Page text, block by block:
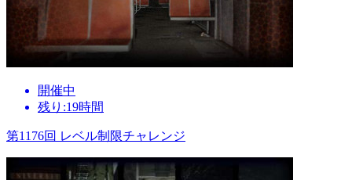
開催中
残り:19時間
第1176回 レベル制限チャレンジ